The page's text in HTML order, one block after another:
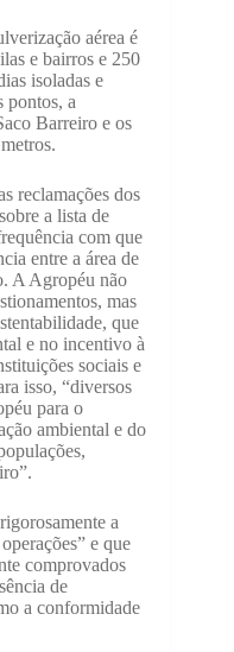
aérea é
e bairros e 250
isoladas e
pontos, a
Barreiro e os
reclamações dos
a lista de
com que
entre a área de
A Agropéu não
mas
que
e no incentivo à
sociais e
isso, “diversos
para o
ambiental e do
a
e que
comprovados
de
a conformidade